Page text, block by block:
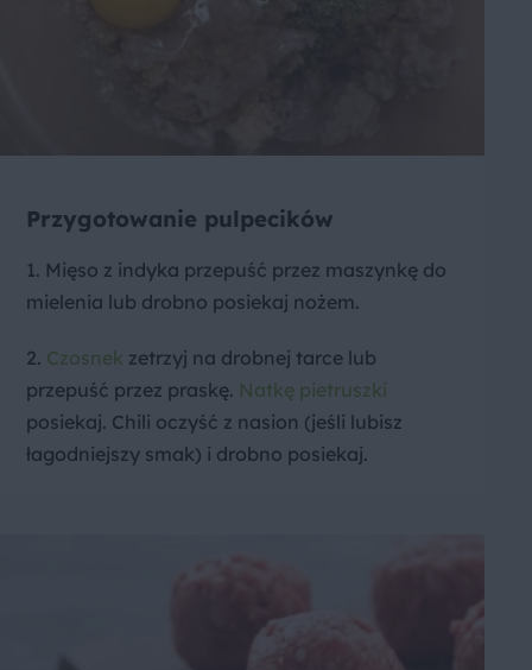
Przygotowanie pulpecików
1. Mięso z indyka przepuść przez maszynkę do
mielenia lub drobno posiekaj nożem.
2. Czosnek zetrzyj na drobnej tarce lub
przepuść przez praskę. Natkę pietruszki
posiekaj. Chili oczyść z nasion (jeśli lubisz
łagodniejszy smak) i drobno posiekaj.